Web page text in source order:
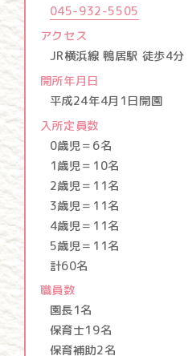
045-932-5505
アクセス
JR横浜線 鴨居駅 徒歩4分
開所年月日
平成24年4月1日開園
入所定員数
0歳児＝6名
1歳児＝10名
2歳児＝11名
3歳児＝11名
4歳児＝11名
5歳児＝11名
計60名
職員数
園長1名
保育士19名
保育補助2名